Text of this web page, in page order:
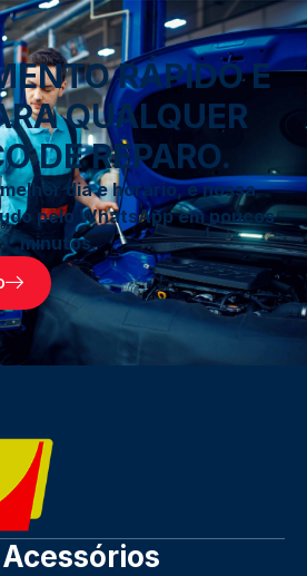
RÁPIDO E
QUALQUER
DE REPARO.
dia e horário, e nossa
pelo WhatsApp em poucos
minutos.
Acessórios